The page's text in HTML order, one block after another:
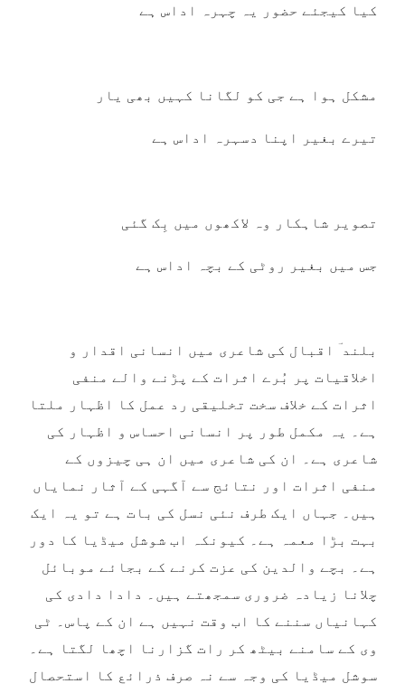
کیا کیجئے حضور یہ چہرہ اداس ہے
مشکل ہوا ہے جی کو لگانا کہیں بھی یار
تیرے بغیر اپنا دسہرہ اداس ہے
تصویر شاہکار وہ لاکھوں میں بِک گئی
جس میں بغیر روٹی کے بچہ اداس ہے
بلند ؔ اقبال کی شاعری میں انسانی اقدار و
اخلاقیات پر بُرے اثرات کے پڑنے والے منفی
اثرات کے خلاف سخت تخلیقی رد عمل کا اظہار ملتا
ہے۔ یہ مکمل طور پر انسانی احساس و اظہار کی
شاعری ہے۔ ان کی شاعری میں ان ہی چیزوں کے
منفی اثرات اور نتائج سے آگہی کے آثار نمایاں
ہیں۔ جہاں ایک طرف نئی نسل کی بات ہے تو یہ ایک
بہت بڑا معمہ ہے۔ کیونکہ اب شوشل میڈیا کا دور
ہے۔ بچے والدین کی عزت کرنے کے بجائے موبائل
چلانا زیادہ ضروری سمجھتے ہیں۔ دادا دادی کی
کہانیاں سننے کا اب وقت نہیں ہے ان کے پاس۔ ٹی
وی کے سامنے بیٹھ کر رات گزارنا اچھا لگتا ہے۔
سوشل میڈیا کی وجہ سے نہ صرف ذرائع کا استحصال